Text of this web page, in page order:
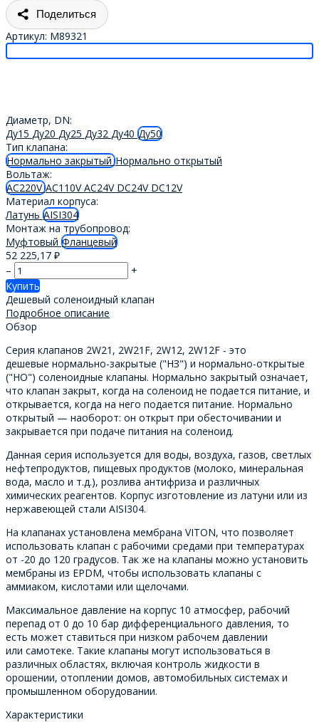
Поделиться
Артикул: M89321
Диаметр, DN:
Ду15 Ду20 Ду25 Ду32 Ду40 Ду50
Тип клапана:
Нормально закрытыйНормально открытый
Вольтаж:
AC220VAC110VAC24V DC24V DC12V
Материал корпуса:
Латунь AISI304
Монтаж на трубопровод:
Муфтовый Фланцевый
52 225,17 ₽
–
+
Купить
Дешевый соленоидный клапан
Подробное описание
Обзор
Серия клапанов 2W21, 2W21F, 2W12, 2W12F - это
дешевые нормально-закрытые ("НЗ") и нормально-открытые
("НО") соленоидные клапаны. Нормально закрытый означает,
что клапан закрыт, когда на соленоид не подается питание, и
открывается, когда на него подается питание. Нормально
открытый — наоборот: он открыт при обесточивании и
закрывается при подаче питания на соленоид.
Данная серия используется для воды, воздуха, газов, светлых
нефтепродуктов, пищевых продуктов (молоко, минеральная
вода, масло и т.д.), розлива антифриза и различных
химических реагентов. Корпус изготовление из латуни или из
нержавеющей стали AISI304.
На клапанах установлена мембрана VITON, что позволяет
использовать клапан с рабочими средами при температурах
от -20 до 120 градусов. Так же на клапаны можно установить
мембраны из EPDM, чтобы использовать клапаны с
аммиаком, кислотами или щелочами.
Максимальное давление на корпус 10 атмосфер, рабочий
перепад от 0 до 10 бар дифференциального давления, то
есть может ставиться при низком рабочем давлении
или самотеке. Такие клапаны могут использоваться в
различных областях, включая контроль жидкости в
орошении, отоплении домов, автомобильных системах и
промышленном оборудовании.
Характеристики